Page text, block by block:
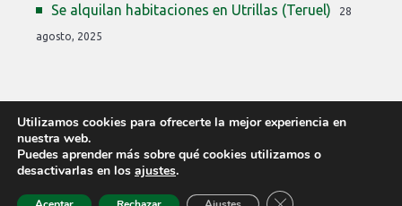
Se alquilan habitaciones en Utrillas (Teruel) 28
agosto, 2025
COPYRIGHT © 2026 PLAZAS PROFESORES ARAGÓN ·
PRIVACIDAD
Utilizamos cookies para ofrecerte la mejor experiencia en
nuestra web.
Puedes aprender más sobre qué cookies utilizamos o
desactivarlas en los ajustes.
CERRAR EL